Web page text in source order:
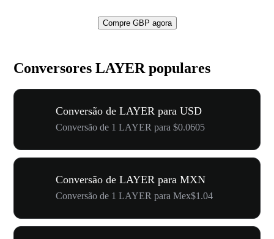
Compre GBP agora
Conversores LAYER populares
Conversão de LAYER para USD
Conversão de 1 LAYER para $0.0605
Conversão de LAYER para MXN
Conversão de 1 LAYER para Mex$1.04